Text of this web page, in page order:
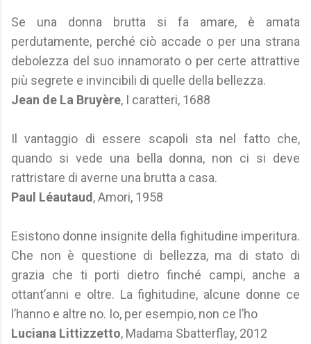
Se una donna brutta si fa amare, è amata
perdutamente, perché ciò accade o per una strana
debolezza del suo innamorato o per certe attrattive
più segrete e invincibili di quelle della bellezza.
Jean de La Bruyère, I caratteri, 1688
Il vantaggio di essere scapoli sta nel fatto che,
quando si vede una bella donna, non ci si deve
rattristare di averne una brutta a casa.
Paul Léautaud , Amori, 1958
Esistono donne insignite della fighitudine imperitura.
Che non è questione di bellezza, ma di stato di
grazia che ti porti dietro finché campi, anche a
ottant’anni e oltre. La fighitudine, alcune donne ce
l’hanno e altre no. Io, per esempio, non ce l’ho
Luciana Littizzetto, Madama Sbatterflay, 2012